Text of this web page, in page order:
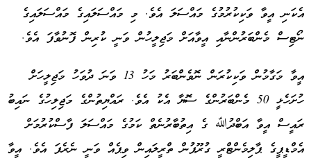
އެކަނި އީވާ ވަކިކުރުމުގެ މައްސަލަ އެވެ. މި މައްސަލައިގެ މައްސަލައިގެ
ނޯޓިސް މެންބަރުންނާއި އީވާއަށް މަޖިލީހުން ވަނީ ކުރިން ފޮނުވާފަ އެވެ.
އީވާ މަގާމުން ވަކިކުރަން ނޮވެންބަރު މަހު 13 ވަނަ ދުވަހު މަޖިލީހަށް
ހުށަހެޅީ 50 މެންބަރުންގެ ސޮޔާ އެކު އެވެ. ރައްޔިތުންގެ މަޖިލިހުގެ ނައިބު
ރައީސް އީވާ އަބްދުﷲ ގެ އިތުބާރުނެތް ކަމުގެ މައްސަލަ ފާސްކުރުމަށް
އެމްޑީޕީގެ ޕާލިމެންޓްރީ ގުރޫޕުން ތްރީލައިން ވިޕެއް ވަނީ ނެރެފަ އެވެ. އީވާ